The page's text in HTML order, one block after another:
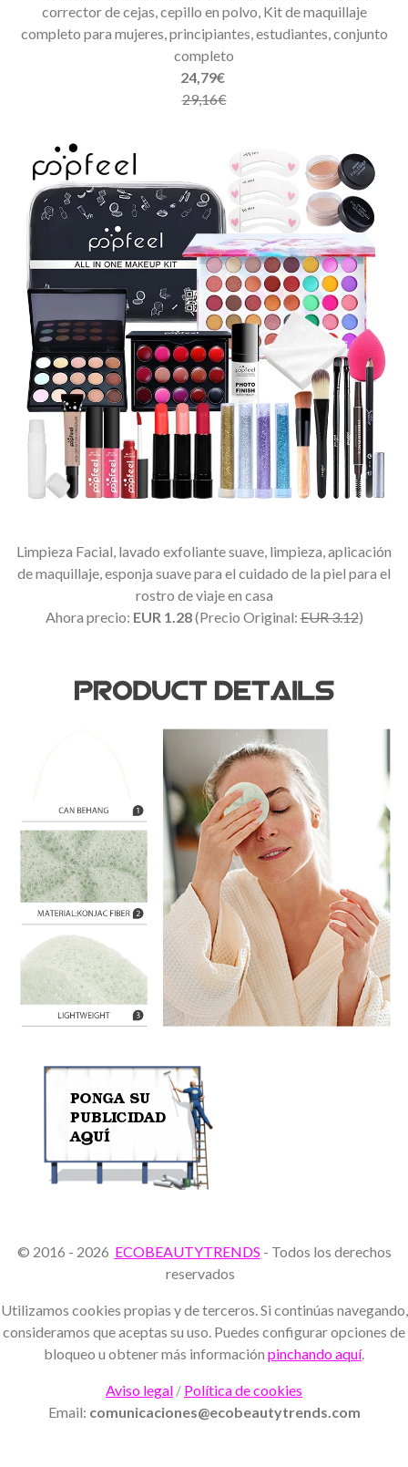
corrector de cejas, cepillo en polvo, Kit de maquillaje
completo para mujeres, principiantes, estudiantes, conjunto
completo
24,79€
29,16€
Limpieza Facial, lavado exfoliante suave, limpieza, aplicación
de maquillaje, esponja suave para el cuidado de la piel para el
rostro de viaje en casa
Ahora precio: EUR 1.28(Precio Original:EUR 3.12)
© 2016 - 2026 ECOBEAUTYTRENDS - Todos los derechos
reservados
Utilizamos cookies propias y de terceros. Si continúas navegando,
consideramos que aceptas su uso. Puedes configurar opciones de
bloqueo u obtener más información pinchando aquí.
Aviso legal / Política de cookies
Email: comunicaciones@ecobeautytrends.com